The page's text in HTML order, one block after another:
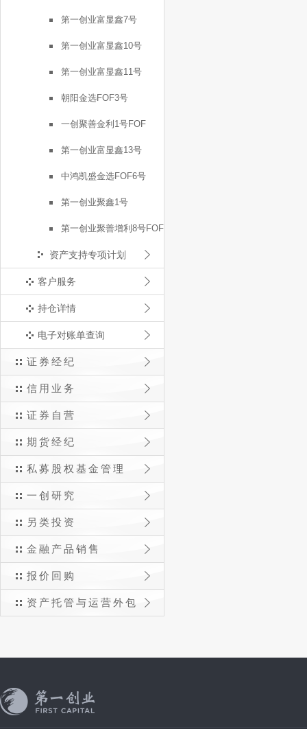
第一创业富显鑫7号
第一创业富显鑫10号
第一创业富显鑫11号
朝阳金选FOF3号
一创聚善金利1号FOF
第一创业富显鑫13号
中鸿凯盛金选FOF6号
第一创业聚鑫1号
第一创业聚善增利8号FOF
资产支持专项计划
客户服务
持仓详情
电子对账单查询
证券经纪
信用业务
证券自营
期货经纪
私募股权基金管理
一创研究
另类投资
金融产品销售
报价回购
资产托管与运营外包